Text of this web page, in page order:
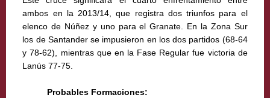
ambos en la 2013/14, que registra dos triunfos para el
elenco de Núñez y uno para el Granate. En la Zona Sur
los de Santander se impusieron en los dos partidos (68-64
y 78-62), mientras que en la Fase Regular fue victoria de
Lanús 77-75.
Probables Formaciones: